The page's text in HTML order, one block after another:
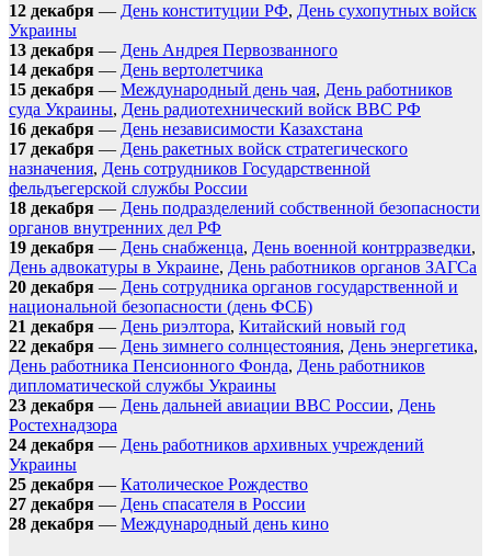
12 декабря — День конституции РФ, День сухопутных войск
Украины
13 декабря — День Андрея Первозванного
14 декабря — День вертолетчика
15 декабря — Международный день чая, День работников
суда Украины, День радиотехнический войск ВВС РФ
16 декабря — День независимости Казахстана
17 декабря — День ракетных войск стратегического
назначения, День сотрудников Государственной
фельдъегерской службы России
18 декабря — День подразделений собственной безопасности
органов внутренних дел РФ
19 декабря — День снабженца, День военной контрразведки,
День адвокатуры в Украине, День работников органов ЗАГСа
20 декабря — День сотрудника органов государственной и
национальной безопасности (день ФСБ)
21 декабря — День риэлтора, Китайский новый год
22 декабря — День зимнего солнцестояния, День энергетика,
День работника Пенсионного Фонда, День работников
дипломатической службы Украины
23 декабря — День дальней авиации ВВС России, День
Ростехнадзора
24 декабря — День работников архивных учреждений
Украины
25 декабря — Католическое Рождество
27 декабря — День спасателя в России
28 декабря — Международный день кино